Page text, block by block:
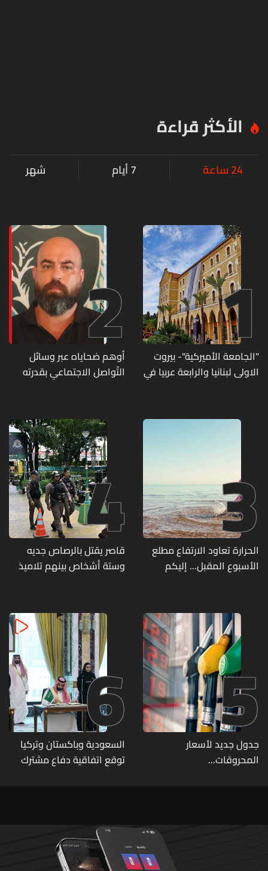
الأكثر قراءة
24 ساعة 7 أيام شهر
1
"الجامعة الأميركية"- بيروت
الاولى لبنانيا والرابعة عربيا في
2
أوهم ضحاياه عبر وسائل
التّواصل الاجتماعي بقدرته
وقع ضحيّة أعماله؟
3
الحرارة تعاود الارتفاع مطلع
الأسبوع المقبل... إليكم
4
قاصر يقتل بالرصاص جديه
وستة أشخاص بينهم تلاميذ
5
جدول جديد لأسعار
المحروقات...
6
السعودية وباكستان وتركيا
توقع اتفاقية دفاع مشترك